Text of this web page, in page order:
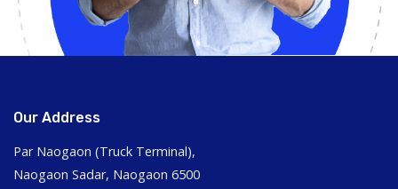
Our Address
Par Naogaon (Truck Terminal),
Naogaon Sadar, Naogaon 6500